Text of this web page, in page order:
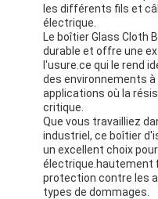
les différents fils et
électrique.
Le boîtier Glass Cloth
durable et offre une
l'usure.ce qui le rend
des environnements
applications où la
critique.
Que vous travailliez
industriel, ce boîtier
un excellent choix
électrique.hautement
protection contre les
types de dommages.